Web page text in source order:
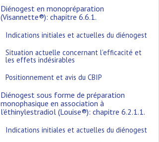
Diénogest en monopréparation
(Visannette®): chapitre 6.6.1.
Indications initiales et actuelles du diénogest
Situation actuelle concernant l’efficacité et
les effets indésirables
Positionnement et avis du CBIP
Diénogest sous forme de préparation
monophasique en association à
l’éthinylestradiol (Louise®): chapitre 6.2.1.1.
Indications initiales et actuelles du diénogest